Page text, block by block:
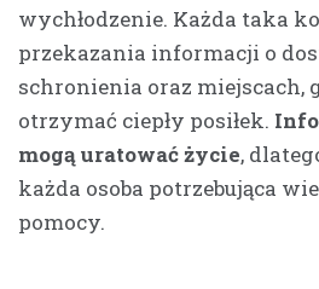
wychłodzenie. Każda taka
przekazania informacji o
schronienia oraz miejscach,
otrzymać ciepły posiłek.
mogą uratować życie,
każda osoba potrzebująca
pomocy.